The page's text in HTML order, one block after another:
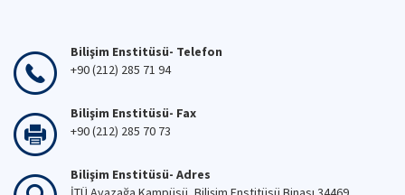
Bilişim Enstitüsü- Telefon
+90 (212) 285 71 94
Bilişim Enstitüsü- Fax
+90 (212) 285 70 73
Bilişim Enstitüsü- Adres